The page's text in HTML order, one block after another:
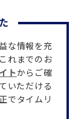
な情報を充
れまでのお
トからご確
いただける
でタイムリ